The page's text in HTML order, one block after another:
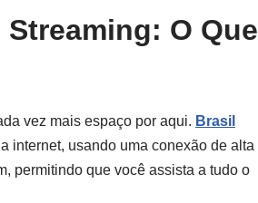
Streaming: O Que
vez mais espaço por aqui. Brasil
internet, usando uma conexão de alta
permitindo que você assista a tudo o